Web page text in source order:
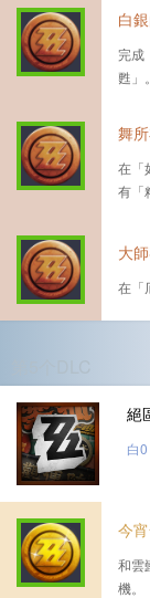
白
完成
甦」。
舞
在「
有「
大
在「
絕
白0
今
和雲
機。